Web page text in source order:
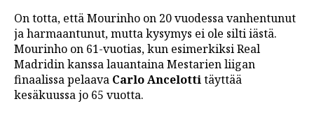
On totta, että Mourinho on 20 vuodessa vanhentunut
ja harmaantunut, mutta kysymys ei ole silti iästä.
Mourinho on 61-vuotias, kun esimerkiksi Real
Madridin kanssa lauantaina Mestarien liigan
finaalissa pelaava Carlo Ancelottitäyttää
kesäkuussa jo 65 vuotta.